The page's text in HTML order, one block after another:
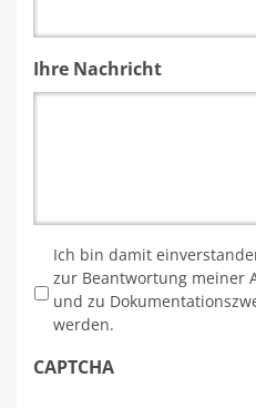
Ihre Nachricht
Ich bin damit
zur Beantwortung meiner
und zu
werden.
CAPTCHA